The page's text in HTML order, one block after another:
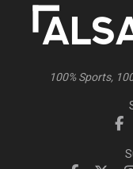
100% Sports,